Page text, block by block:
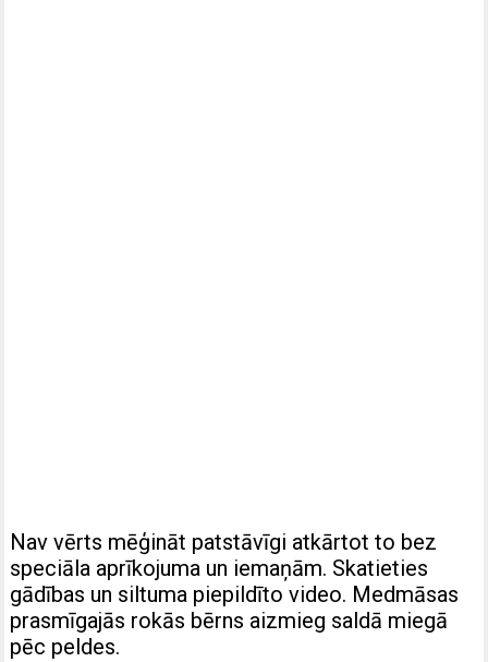
Nav vērts mēģināt patstāvīgi atkārtot to bez
speciāla aprīkojuma un iemaņām. Skatieties
gādības un siltuma piepildīto video. Medmāsas
prasmīgajās rokās bērns aizmieg saldā miegā
pēc peldes.